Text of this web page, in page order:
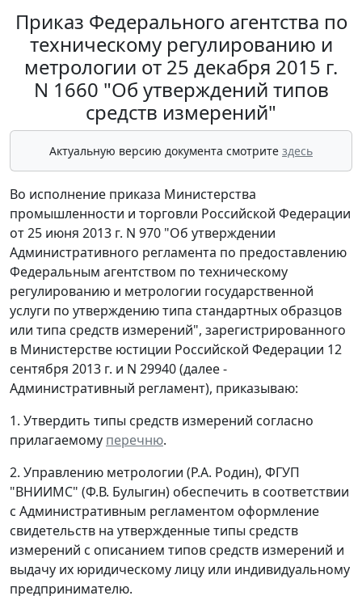
Приказ Федерального агентства по
техническому регулированию и
метрологии от 25 декабря 2015 г.
N 1660 "Об утверждений типов
средств измерений"
Актуальную версию документа смотрите здесь
Во исполнение приказа Министерства
промышленности и торговли Российской Федерации
от 25 июня 2013 г. N 970 "Об утверждении
Административного регламента по предоставлению
Федеральным агентством по техническому
регулированию и метрологии государственной
услуги по утверждению типа стандартных образцов
или типа средств измерений", зарегистрированного
в Министерстве юстиции Российской Федерации 12
сентября 2013 г. и N 29940 (далее -
Административный регламент), приказываю:
1. Утвердить типы средств измерений согласно
прилагаемому перечню.
2. Управлению метрологии (Р.А. Родин), ФГУП
"ВНИИМС" (Ф.В. Булыгин) обеспечить в соответствии
с Административным регламентом оформление
свидетельств на утвержденные типы средств
измерений с описанием типов средств измерений и
выдачу их юридическому лицу или индивидуальному
предпринимателю.